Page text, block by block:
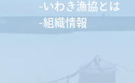
いわき漁協とは
組織情報